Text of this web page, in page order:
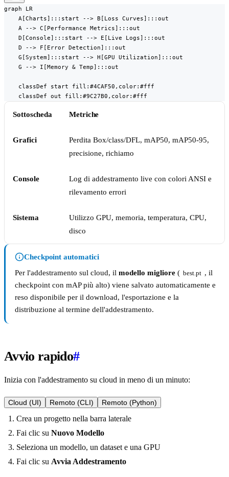
graph LR
    A[Charts]:::start --> B[Loss Curves]:::out
    A --> C[Performance Metrics]:::out
    D[Console]:::start --> E[Live Logs]:::out
    D --> F[Error Detection]:::out
    G[System]:::start --> H[GPU Utilization]:::out
    G --> I[Memory & Temp]:::out
    classDef start fill:#4CAF50,color:#fff
    classDef out fill:#9C27B0,color:#fff
Sottoscheda Metriche
Grafici
Perdita Box/class/DFL, mAP50, mAP50-95,
precisione, richiamo
Console
Log di addestramento live con colori ANSI e
rilevamento errori
Sistema
Utilizzo GPU, memoria, temperatura, CPU,
disco
Checkpoint automatici
Per l'addestramento sul cloud, il modello migliore ( best.pt , il
checkpoint con mAP più alto) viene salvato automaticamente e
reso disponibile per il download, l'esportazione e la
distribuzione al termine dell'addestramento.
Avvio rapido#
Inizia con l'addestramento su cloud in meno di un minuto:
Cloud (UI) Remoto (CLI) Remoto (Python)
Crea un progetto nella barra laterale
Fai clic su Nuovo Modello
Seleziona un modello, un dataset e una GPU
Fai clic su Avvia Addestramento